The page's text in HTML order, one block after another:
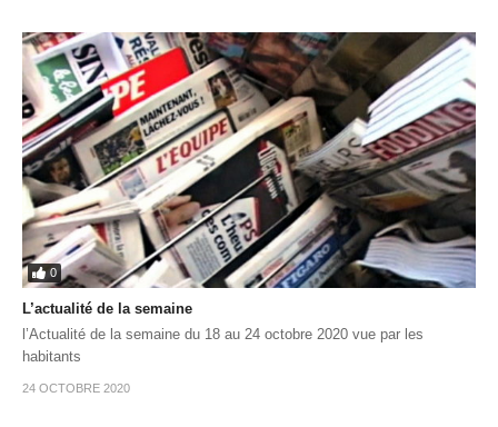
0
L’actualité de la semaine
l’Actualité de la semaine du 18 au 24 octobre 2020 vue par les
habitants
24 OCTOBRE 2020